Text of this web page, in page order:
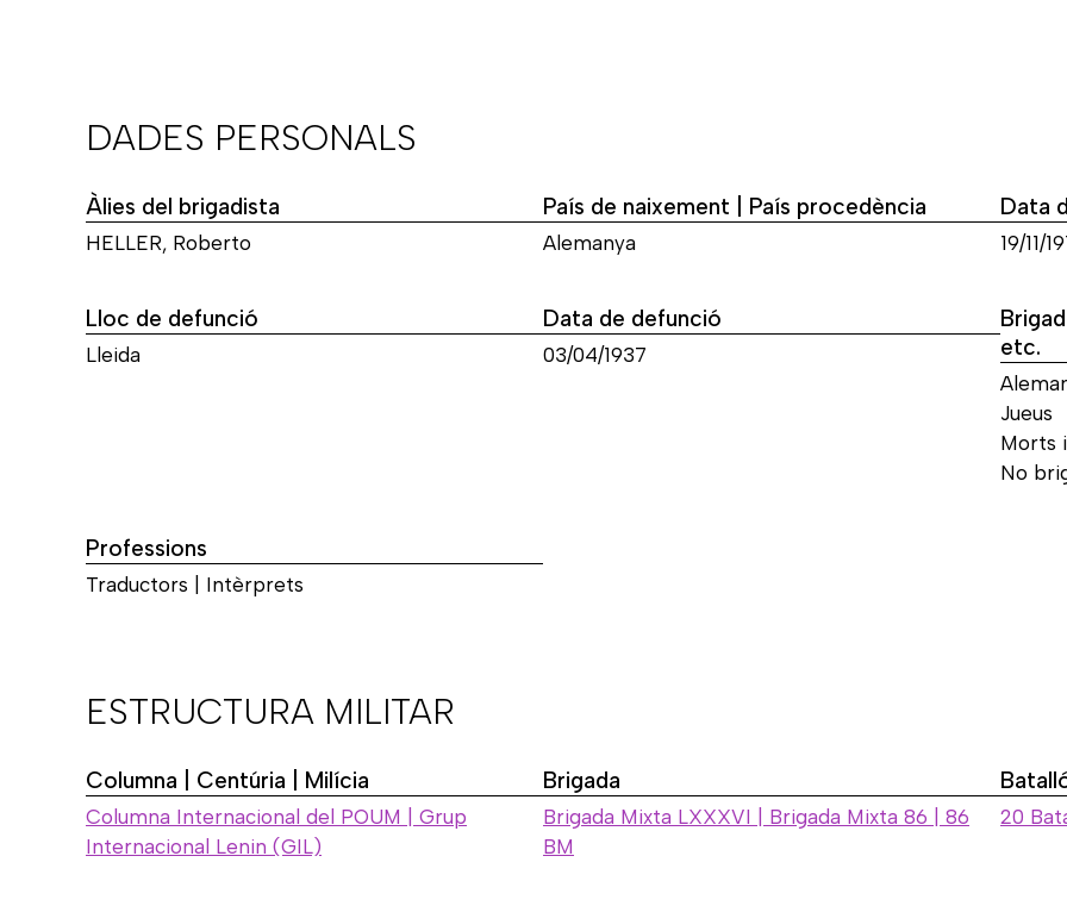
DADES PERSONALS
Àlies del brigadista
HELLER, Roberto
País de naixement | País procedència
Alemanya
Data
19/11/
Lloc de defunció
Lleida
Data de defunció
03/04/1937
etc.
Jueus
Morts
No
Professions
Traductors | Intèrprets
ESTRUCTURA MILITAR
Columna | Centúria | Milícia
Columna Internacional del POUM | Grup
Internacional Lenin (GIL)
Brigada
Brigada Mixta LXXXVI | Brigada Mixta 86 | 86
BM
20